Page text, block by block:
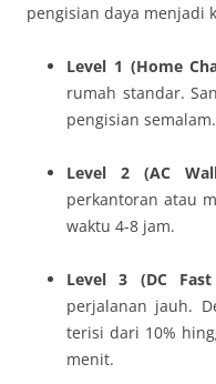
pengisian daya menjadi
Level 1 (Home
rumah standar.
pengisian semalam.
Level 2 (AC
perkantoran atau
waktu 4-8 jam.
Level 3 (DC Fast
perjalanan jauh.
terisi dari 10%
menit.